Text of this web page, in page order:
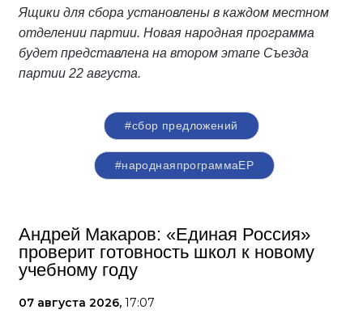
Ящики для сбора установлены в каждом местном
отделении партии. Новая народная программа
будет представлена на втором этапе Съезда
партии 22 августа.
#сбор предложений
#народнаяпрограммаЕР
Андрей Макаров: «Единая Россия»
проверит готовность школ к новому
учебному году
07 августа 2026, 17:07